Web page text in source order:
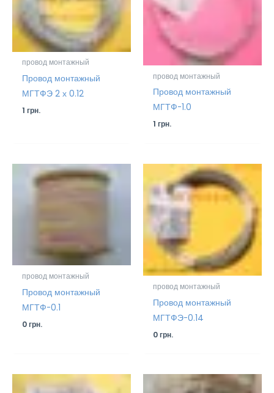
провод монтажный
Провод монтажный
МГТФЭ 2 х 0.12
1грн.
провод монтажный
Провод монтажный
МГТФ-1.0
1грн.
провод монтажный
Провод монтажный
МГТФ-0.1
0грн.
провод монтажный
Провод монтажный
МГТФЭ-0.14
0грн.